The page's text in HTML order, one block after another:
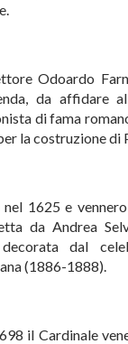
Odoardo
da affidare
di fama
la costruzione di
1625 e
da Andrea
decorata dal
(1886-1888).
il Cardinale